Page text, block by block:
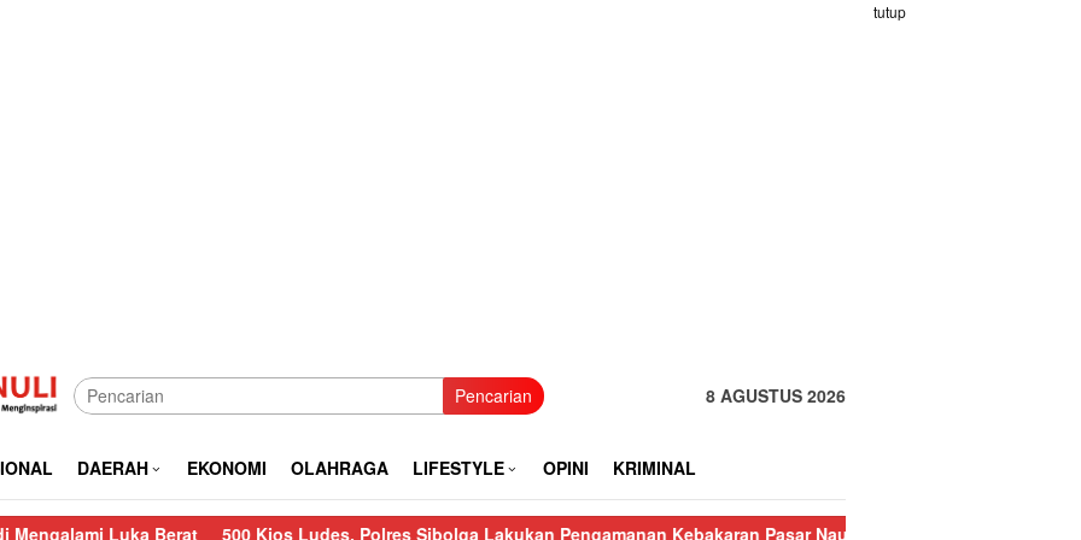
tutup
Pencarian 8 AGUSTUS 2026
DAERAH EKONOMI OLAHRAGA LIFESTYLE OPINI KRIMINAL
Berat 500 Kios Ludes, Polres Sibolga Lakukan Pengamanan Kebakaran Pasar Nauli Kurang dari 24 Jam, Polisi Ringkus